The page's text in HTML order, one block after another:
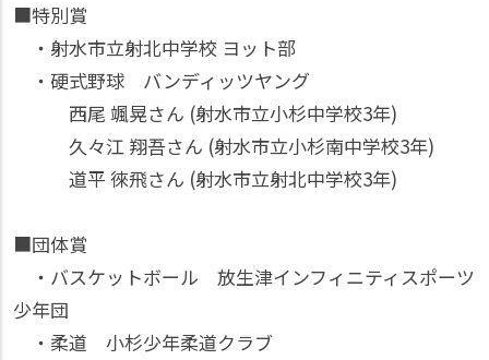
■特別賞
・射水市立射北中学校 ヨット部
・硬式野球 バンディッツヤング
西尾 颯晃さん (射水市立小杉中学校3年)
久々江 翔吾さん (射水市立小杉南中学校3年)
道平 徠飛さん (射水市立射北中学校3年)
■団体賞
・バスケットボール 放生津インフィニティスポーツ
少年団
・柔道 小杉少年柔道クラブ